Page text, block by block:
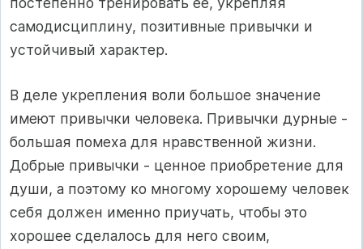
самодисциплину, позитивные привычки и
устойчивый характер.
В деле укрепления воли большое значение
имеют привычки человека. Привычки дурные -
большая помеха для нравственной жизни.
Добрые привычки - ценное приобретение для
души, а поэтому ко многому хорошему человек
себя должен именно приучать, чтобы это
хорошее сделалось для него своим,